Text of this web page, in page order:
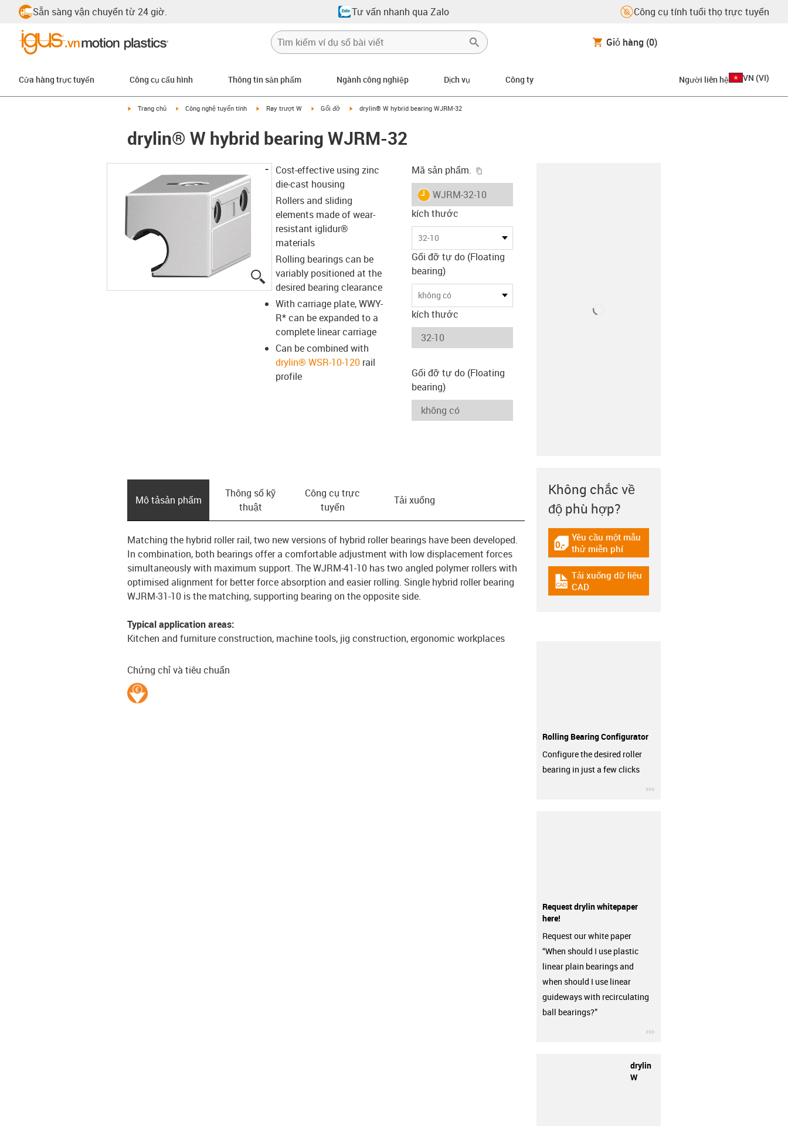
Sẵn sàng vận chuyển từ 24 giờ. Tư vấn nhanh qua Zalo Công cụ tính tuổi thọ trực tuyến
Giỏ hàng (0)
Cửa hàng trực tuyến Công cụ cấu hình Thông tin sản phẩm Ngành công nghiệp Dịch vụ Công ty Người liên hệ VN (VI)
igus-icon-arrow-right
Trang chủ igus-icon-arrow-right
Công nghệ tuyến tính igus-icon-arrow-right
Ray trượt W igus-icon-arrow-right
Gối đỡ igus-icon-arrow-right
drylin® W hybrid bearing WJRM-32
drylin® W hybrid bearing WJRM-32
igus-icon-lupe
Cost-effective using zinc
die-cast housing
Rollers and sliding
elements made of wear-
resistant iglidur®
materials
Rolling bearings can be
variably positioned at the
desired bearing clearance
With carriage plate, WWY-
R* can be expanded to a
complete linear carriage
Can be combined with
drylin® WSR-10-120rail
profile
Mã sản phẩm.
igus-icon-lieferzeit
WJRM-32-10
kích thước
32-10
Gối đỡ tự do (Floating
bearing)
không có
kích thước
Gối đỡ tự do (Floating
bearing)
Mô tả­sản phẩm
Thông số kỹ
thuật
Công cụ trực
tuyến
Tải xuống
Matching the hybrid roller rail, two new versions of hybrid roller bearings have been developed.
In combination, both bearings offer a comfortable adjustment with low displacement forces
simultaneously with maximum support. The WJRM-41-10 has two angled polymer rollers with
optimised alignment for better force absorption and easier rolling. Single hybrid roller bearing
WJRM-31-10 is the matching, supporting bearing on the opposite side.
Typical application areas:
Kitchen and furniture construction, machine tools, jig construction, ergonomic workplaces
Chứng chỉ và tiêu chuẩn
Không chắc về
độ phù hợp?
igus-icon-gratismuster
Yêu cầu một mẫu
thử miễn phí
igus-icon-cad-dateien
Tải xuống dữ liệu
CAD
Rolling Bearing Configurator
Configure the desired roller
bearing in just a few clicks
Request drylin whitepaper
here!
Request our white paper
“When should I use plastic
linear plain bearings and
when should I use linear
guideways with recirculating
ball bearings?”
drylin
W